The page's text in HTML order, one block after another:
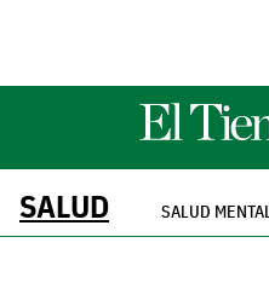
SALUD SALUD MENTAL